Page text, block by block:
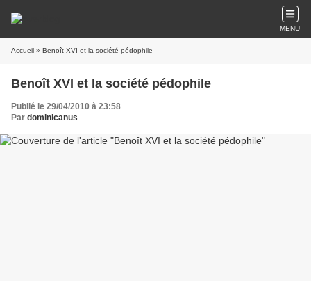
MENU
Accueil » Benoît XVI et la société pédophile
Benoît XVI et la société pédophile
Publié le 29/04/2010 à 23:58
Par dominicanus